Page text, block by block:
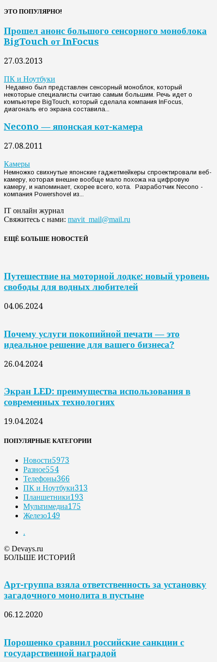
ЭТО ПОПУЛЯРНО!
Прошел анонс большого сенсорного моноблока
BigTouch от InFocus
27.03.2013
ПК и Ноутбуки
Недавно был представлен сенсорный моноблок, который
некоторые специалисты считаю самым большим. Речь идет о
компьютере BigTouch, который сделала компания InFocus,
диагональ его экрана составила...
Necono — японская кот-камера
27.08.2011
Камеры
Немножко свихнутые японские гаджетмейкеры спроектировали веб-
камеру, которая внешне вообще мало похожа на цифровую
камеру, и напоминает, скорее всего, кота. Разработчик Necono -
компания Powershovel из...
IT онлайн журнал
Свяжитесь с нами: mavit_mail@mail.ru
ЕЩЁ БОЛЬШЕ НОВОСТЕЙ
Путешествие на моторной лодке: новый уровень
свободы для водных любителей
04.06.2024
Почему услуги покопийной печати — это
идеальное решение для вашего бизнеса?
26.04.2024
Экран LED: преимущества использования в
современных технологиях
19.04.2024
ПОПУЛЯРНЫЕ КАТЕГОРИИ
Новости5973
Разное554
Телефоны366
ПК и Ноутбуки313
Планшетники193
Мультимедиа175
Железо149
.
© Devays.ru
БОЛЬШЕ ИСТОРИЙ
Арт-группа взяла ответственность за установку
загадочного монолита в пустыне
06.12.2020
Порошенко сравнил российские санкции с
государственной наградой